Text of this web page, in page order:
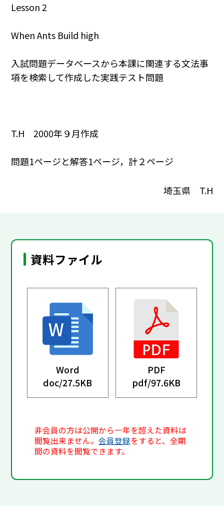
Lesson 2
When Ants Build high
入試問題データベースから本課に関連する文法事
項を検索して作成した実践テスト問題
T.H 2000年９月作成
問題1ページと解答1ページ，計２ページ
埼玉県 T.H
資料ファイル
Word
doc/27.5KB
PDF
pdf/97.6KB
非会員の方は公開から一年を超えた資料は
閲覧出来ません。会員登録をすると、全期
間の資料を閲覧できます。